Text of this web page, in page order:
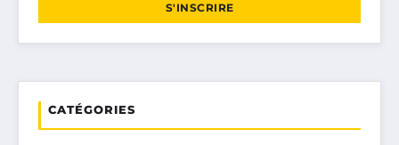
S'INSCRIRE
CATÉGORIES